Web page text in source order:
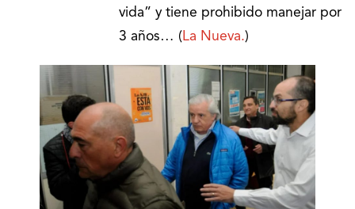
vida” y tiene prohibido manejar por
3 años… ( La Nueva.)